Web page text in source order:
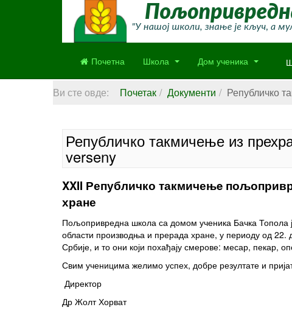
Почетна Школа Дом ученика
Ви сте овде: Почетак Документи Републичко
Републичко такмичење из
verseny
XXII Републичко такмичењe
хране
Пољопривредна школа са домом ученика Бачка Топола
области производња и прерада хране, у периоду од 22.
Србије, и то они који похађају смерове: месар, пекар,
Свим ученицима желимо успех, добре резултате и
Директор
Др Жолт Хорват